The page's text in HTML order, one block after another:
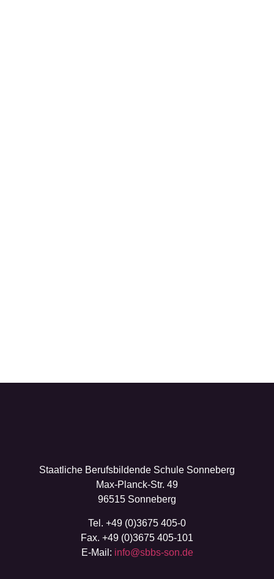
Staatliche Berufsbildende Schule Sonneberg
Max-Planck-Str. 49
96515 Sonneberg
Tel. +49 (0)3675 405-0
Fax. +49 (0)3675 405-101
E-Mail: info@sbbs-son.de